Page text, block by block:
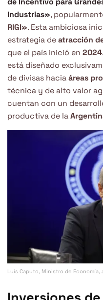
Industrias»,
RIGI». Esta ambiciosa
estrategia deatracción
que el país inició en 2024
está diseñado
de divisas haciaáreas
técnica y de alto valor
cuentan con un
productiva de la
Luis Caputo, Ministro de Economía,